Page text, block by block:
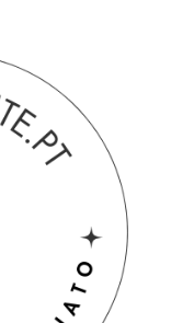
tostadas
de